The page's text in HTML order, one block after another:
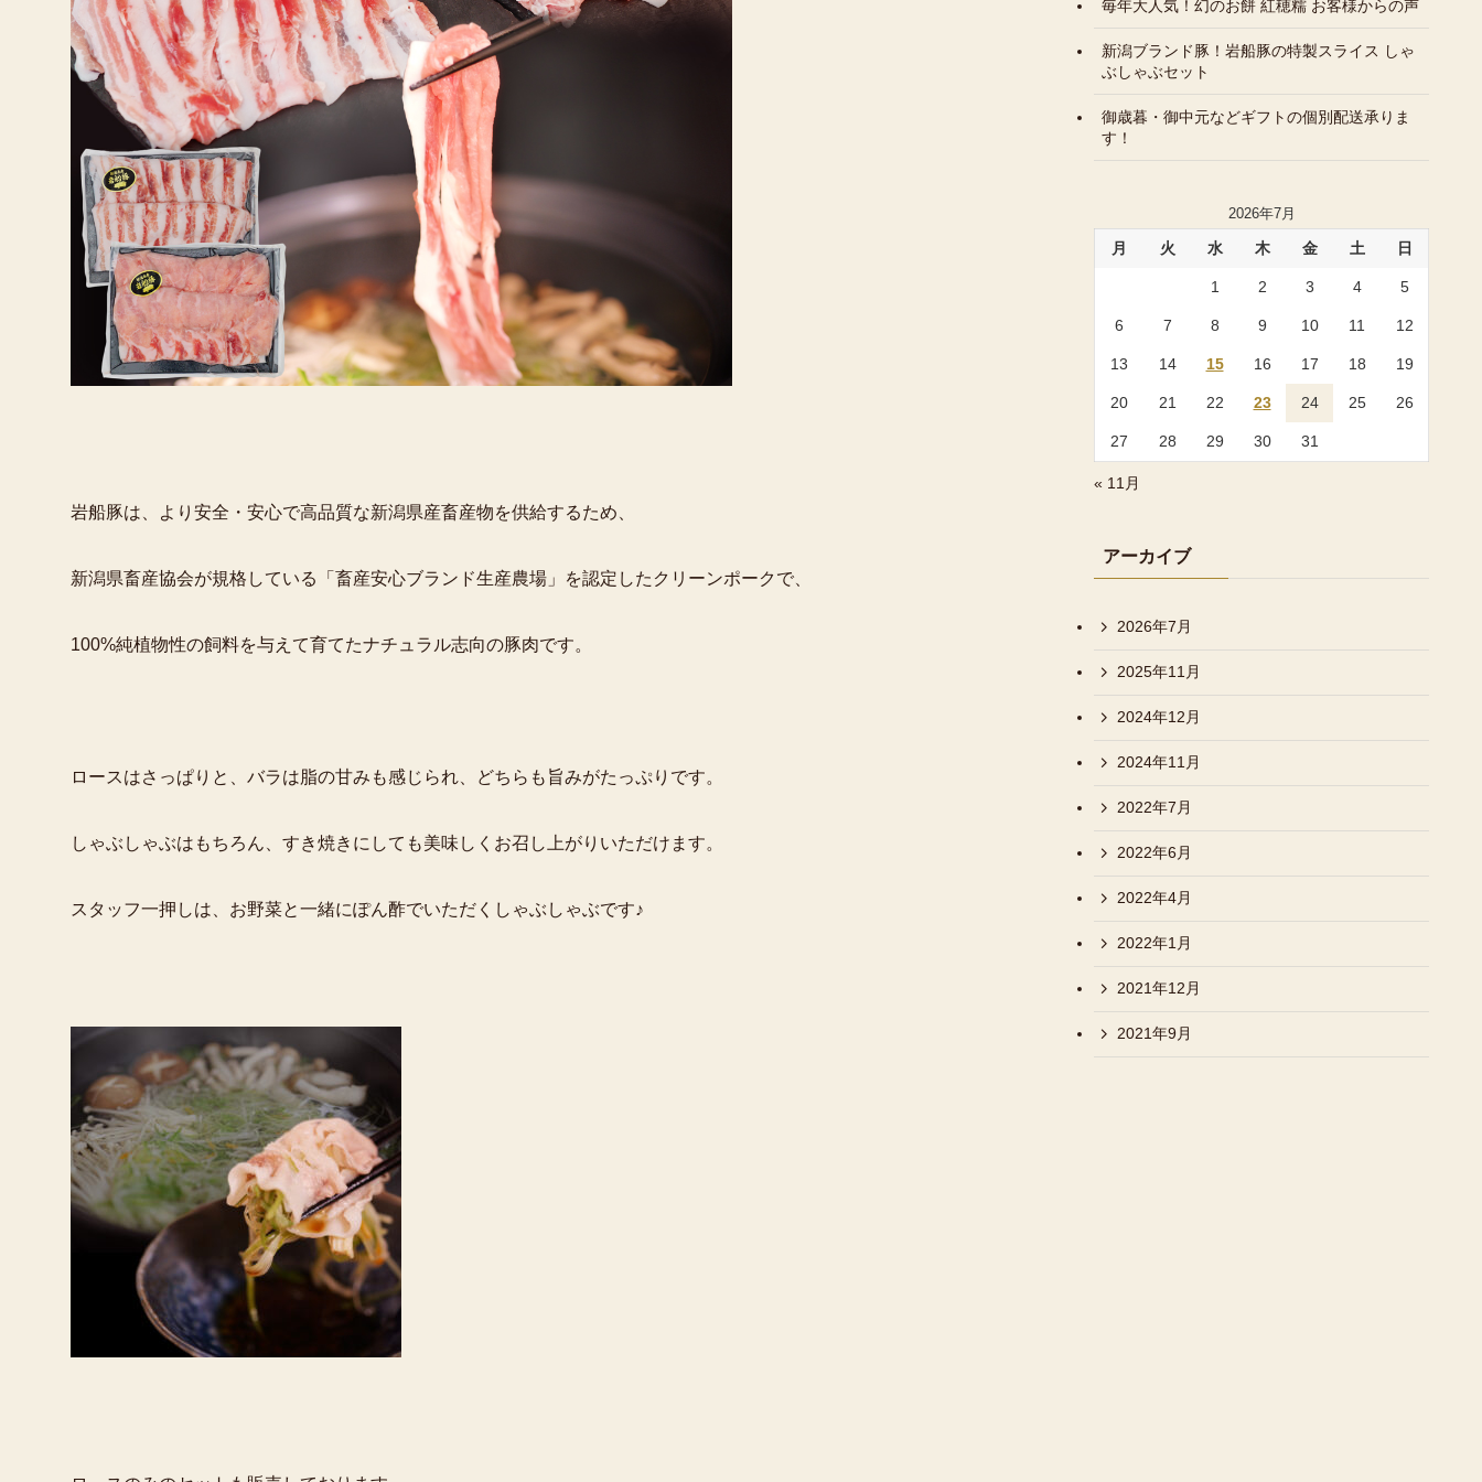
岩船豚は、より安全・安心で高品質な新潟県産畜産物を供給するため、
新潟県畜産協会が規格している「畜産安心ブランド生産農場」を認定したクリーンポークで、
100%純植物性の飼料を与えて育てたナチュラル志向の豚肉です。
ロースはさっぱりと、バラは脂の甘みも感じられ、どちらも旨みがたっぷりです。
しゃぶしゃぶはもちろん、すき焼きにしても美味しくお召し上がりいただけます。
スタッフ一押しは、お野菜と一緒にぽん酢でいただくしゃぶしゃぶです♪
毎年大人気！幻のお餅 紅穂糯 お客様からの声
新潟ブランド豚！岩船豚の特製スライス しゃ
ぶしゃぶセット
御歳暮・御中元などギフトの個別配送承りま
す！
2026年7月
月 火 水 木 金 土 日
1 2 3 4 5
6 7 8 9 10 11 12
13 14 15 16 17 18 19
20 21 22 23 24 25 26
27 28 29 30 31
« 11月
アーカイブ
2026年7月
2025年11月
2024年12月
2024年11月
2022年7月
2022年6月
2022年4月
2022年1月
2021年12月
2021年9月